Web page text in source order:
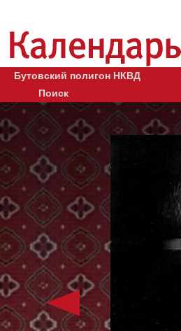
Бутовский полигон НКВД
Поиск